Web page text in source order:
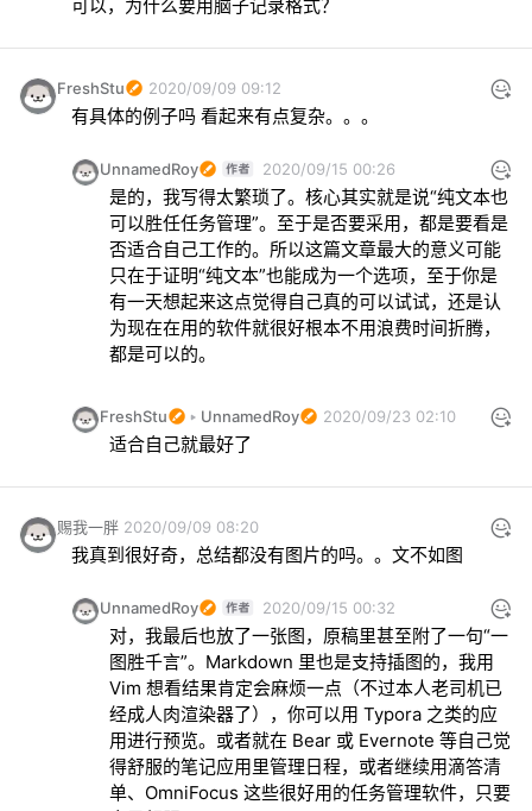
可以，为什么要用脑子记录格式？
FreshStu 2020/09/09 09:12
有具体的例子吗 看起来有点复杂。。。
UnnamedRoy 2020/09/15 00:26
是的，我写得太繁琐了。核心其实就是说“纯文本也
可以胜任任务管理”。至于是否要采用，都是要看是
否适合自己工作的。所以这篇文章最大的意义可能
只在于证明“纯文本”也能成为一个选项，至于你是
有一天想起来这点觉得自己真的可以试试，还是认
为现在在用的软件就很好根本不用浪费时间折腾，
都是可以的。
FreshStu UnnamedRoy 2020/09/23 02:10
适合自己就最好了
赐我一胖 2020/09/09 08:20
我真到很好奇，总结都没有图片的吗。。文不如图
UnnamedRoy 2020/09/15 00:32
对，我最后也放了一张图，原稿里甚至附了一句“一
图胜千言”。Markdown 里也是支持插图的，我用
Vim 想看结果肯定会麻烦一点（不过本人老司机已
经成人肉渲染器了），你可以用 Typora 之类的应
用进行预览。或者就在 Bear 或 Evernote 等自己觉
得舒服的笔记应用里管理日程，或者继续用滴答清
单、OmniFocus 这些很好用的任务管理软件，只要